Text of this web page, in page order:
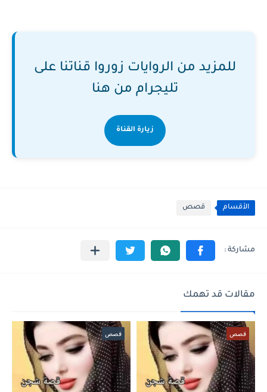
للمزيد من الروايات زوروا قناتنا على
تليجرام من هنا
زيارة القناة
الأقسام قصص
مقالات قد تهمك
قصص قصص